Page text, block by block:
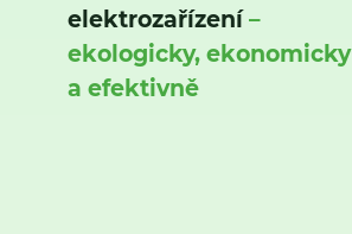
elektrozařízení–
ekologicky, ekonomicky
a efektivně